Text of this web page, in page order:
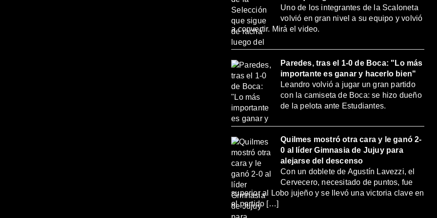
Uno de los integrantes de la Scaloneta
volvió en gran nivel a su equipo y volvió
a convertir. Mirá el video.
Paredes, tras el 1-0 de Boca: "Lo más
importante es ganar y hacerlo bien"
Leandro volvió a jugar un gran partido
con la camiseta de Boca: se hizo dueño
de la pelota ante Estudiantes.
Quilmes mostró otra cara y le ganó 2-
0 al líder Gimnasia de Jujuy para
alejarse del descenso
Con un doblete de Agustín Lavezzi, el
Cervecero, necesitado de puntos, fue
superior al Lobo jujeño y se llevó una victoria clave en
el partido […]